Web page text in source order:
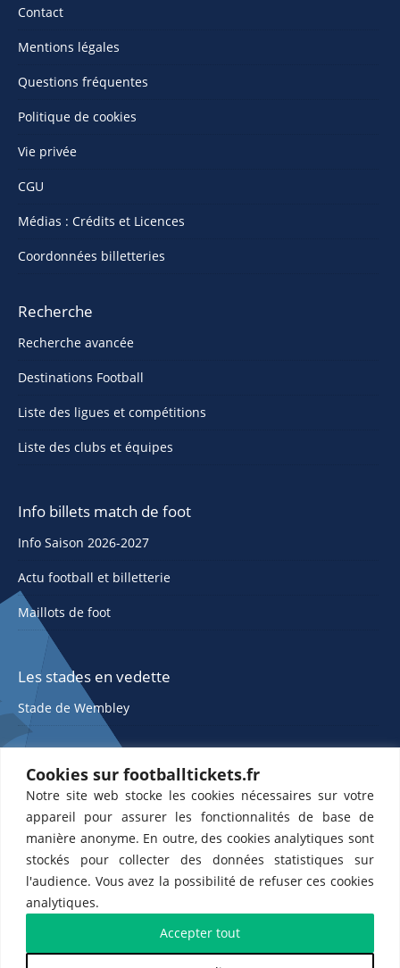
Cookies sur footballtickets.fr
Notre site web stocke les cookies nécessaires sur votre
appareil pour assurer les fonctionnalités de base de
manière anonyme. En outre, des cookies analytiques sont
stockés pour collecter des données statistiques sur
l'audience. Vous avez la possibilité de refuser ces cookies
analytiques.
Accepter tout
Contact
Mentions légales
Questions fréquentes
Politique de cookies
Vie privée
CGU
Médias : Crédits et Licences
Coordonnées billetteries
Recherche
Recherche avancée
Destinations Football
Liste des ligues et compétitions
Liste des clubs et équipes
Info billets match de foot
Info Saison 2026-2027
Actu football et billetterie
Maillots de foot
Les stades en vedette
Stade de Wembley
ETTS 365 SL, Rambla de Catalunya 38, 8, 1, 08007 Barcelone, Espagne |
Partenaires de l'US Changé 53 💙et de l'US Bretons de Paris 🤍